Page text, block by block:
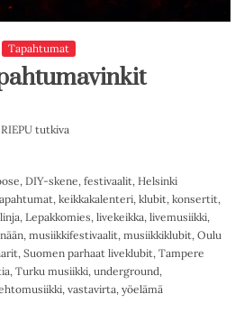
Tapahtumat
RIEPU tutkiva
, DIY-skene, festivaalit, Helsinki
, keikkakalenteri, klubit, konsertit,
, Lepakkomies, livekeikka, livemusiikki,
, musiikkifestivaalit, musiikkiklubit, Oulu
, Suomen parhaat liveklubit, Tampere
, Turku musiikki, underground,
, vastavirta, yöelämä